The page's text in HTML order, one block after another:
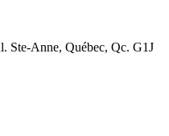
Ste-Anne, Québec, Qc. G1J